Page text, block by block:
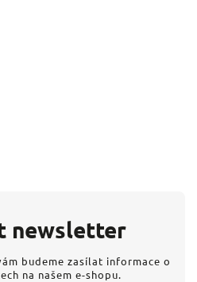
newsletter
budeme zasílat informace o
na našem e-shopu.